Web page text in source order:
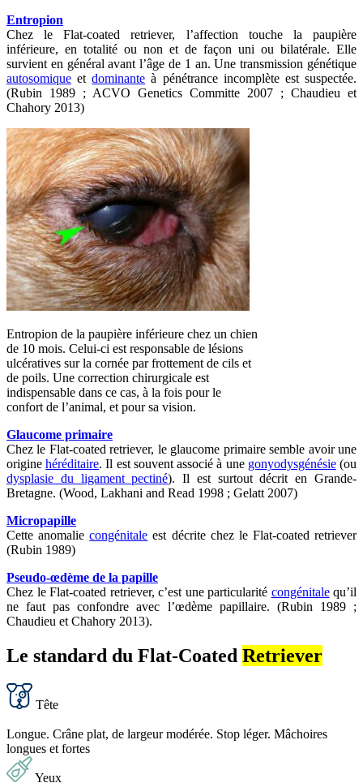
Entropion
Chez le Flat-coated retriever, l’affection touche la paupière
inférieure, en totalité ou non et de façon uni ou bilatérale. Elle
survient en général avant l’âge de 1 an. Une transmission génétique
autosomique etdominante à pénétrance incomplète est suspectée.
(Rubin 1989 ; ACVO Genetics Committe 2007 ; Chaudieu et
Chahory 2013)
Entropion de la paupière inférieure chez un chien
de 10 mois. Celui-ci est responsable de lésions
ulcératives sur la cornée par frottement de cils et
de poils. Une correction chirurgicale est
indispensable dans ce cas, à la fois pour le
confort de l’animal, et pour sa vision.
Glaucome primaire
Chez le Flat-coated retriever, le glaucome primaire semble avoir une
originehéréditaire. Il est souvent associé à une gonyodysgénésie(ou
dysplasie du ligament pectiné). Il est surtout décrit en Grande-
Bretagne. (Wood, Lakhani and Read 1998 ; Gelatt 2007)
Micropapille
Cette anomaliecongénitale est décrite chez le Flat-coated retriever
(Rubin 1989)
Pseudo-œdème de la papille
Chez le Flat-coated retriever, c’est une particularité congénitalequ’il
ne faut pas confondre avec l’œdème papillaire. (Rubin 1989 ;
Chaudieu et Chahory 2013).
Le standard du Flat-Coated Retriever
Tête
Longue. Crâne plat, de largeur modérée. Stop léger. Mâchoires
longues et fortes
Yeux